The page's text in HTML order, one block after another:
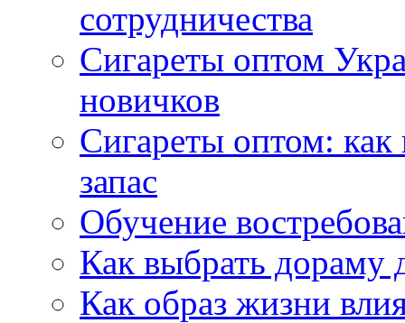
сотрудничества
Сигареты оптом
новичков
Сигареты оптом:
запас
Обучение
Как выбрать дораму
Как образ жизни